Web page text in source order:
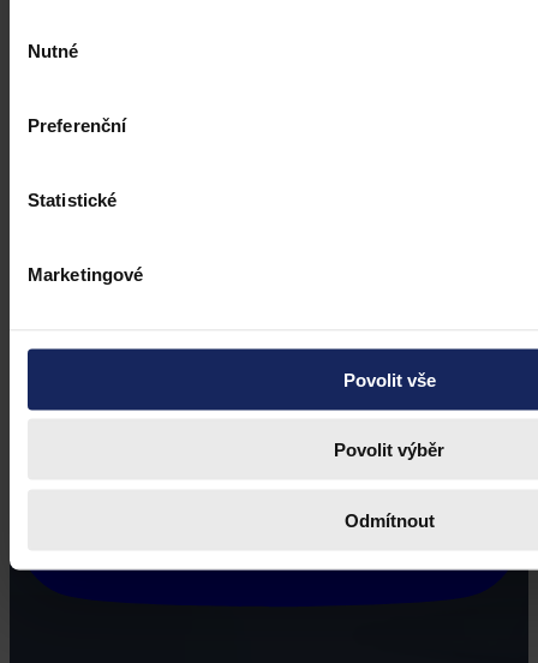
souhlasu
Nutné
Preferenční
Statistické
Marketingové
Povolit vše
Povolit výběr
Odmítnout